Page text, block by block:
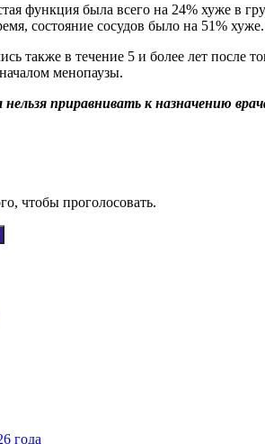
функция была всего на 24% хуже
состояние сосудов было на 51% хуже.
также в течение 5 и более лет
менопаузы.
приравнивать к назначению
чтобы проголосовать.
года